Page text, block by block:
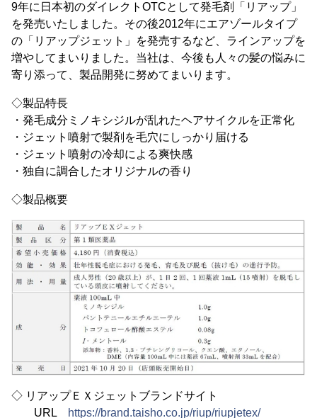
9年に日本初のダイレクトOTCとして発毛剤「リアップ」
を発売いたしました。その後2012年にエアゾールタイプ
の「リアップジェット」を発売するなど、ラインアップを
増やしてまいりました。当社は、今後も人々の髪の悩みに
寄り添って、製品開発に努めてまいります。
◇製品特長
・発毛成分ミノキシジルが乱れたヘアサイクルを正常化
・ジェット噴射で製剤を毛穴にしっかり届ける
・ジェット噴射の冷却による爽快感
・独自に調合したオリジナルの香り
◇製品概要
◇ リアップＥＸジェットブランドサイト
URL
https://brand.taisho.co.jp/riup/riupjetex/